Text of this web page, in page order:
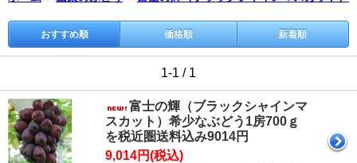
おすすめ順 価格順 新着順
1-1 / 1
富士の輝（ブラックシャインマ
スカット）希少なぶどう1房700ｇ
を税近圏送料込み9014円
9,014円(税込)